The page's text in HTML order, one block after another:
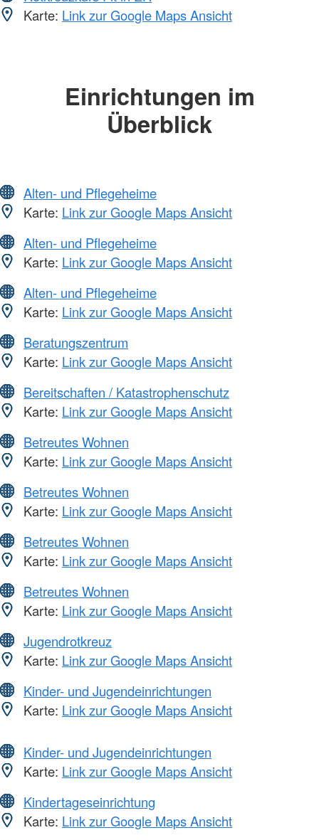
Karte: Link zur Google Maps Ansicht
Einrichtungen im
Überblick
Alten- und Pflegeheime
Karte: Link zur Google Maps Ansicht
Alten- und Pflegeheime
Karte: Link zur Google Maps Ansicht
Alten- und Pflegeheime
Karte: Link zur Google Maps Ansicht
Beratungszentrum
Karte: Link zur Google Maps Ansicht
Bereitschaften / Katastrophenschutz
Karte: Link zur Google Maps Ansicht
Betreutes Wohnen
Karte: Link zur Google Maps Ansicht
Betreutes Wohnen
Karte: Link zur Google Maps Ansicht
Betreutes Wohnen
Karte: Link zur Google Maps Ansicht
Betreutes Wohnen
Karte: Link zur Google Maps Ansicht
Jugendrotkreuz
Karte: Link zur Google Maps Ansicht
Kinder- und Jugendeinrichtungen
Karte: Link zur Google Maps Ansicht
Kinder- und Jugendeinrichtungen
Karte: Link zur Google Maps Ansicht
Kindertageseinrichtung
Karte: Link zur Google Maps Ansicht